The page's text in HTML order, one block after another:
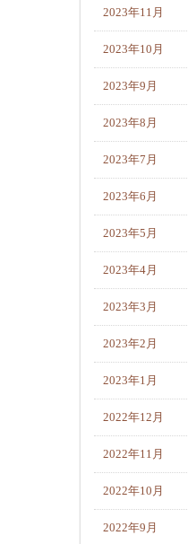
2023年11月
2023年10月
2023年9月
2023年8月
2023年7月
2023年6月
2023年5月
2023年4月
2023年3月
2023年2月
2023年1月
2022年12月
2022年11月
2022年10月
2022年9月